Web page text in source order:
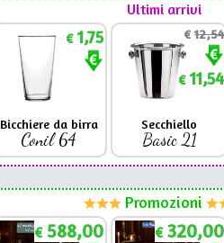
Ultimi arrivi
€1,75
Bicchiere da birra
Conil 64
€12,54
€11,54
Secchiello
Basic 21
Promozioni
€588,00 €320,00